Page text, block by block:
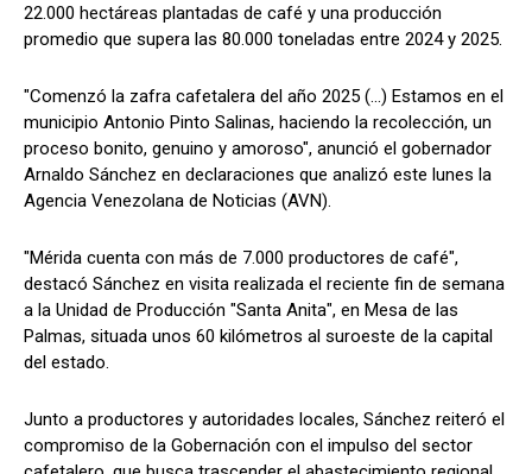
22.000 hectáreas plantadas de café y una producción
promedio que supera las 80.000 toneladas entre 2024 y 2025.
"Comenzó la zafra cafetalera del año 2025 (...) Estamos en el
municipio Antonio Pinto Salinas, haciendo la recolección, un
proceso bonito, genuino y amoroso", anunció el gobernador
Arnaldo Sánchez en declaraciones que analizó este lunes la
Agencia Venezolana de Noticias (AVN).
"Mérida cuenta con más de 7.000 productores de café",
destacó Sánchez en visita realizada el reciente fin de semana
a la Unidad de Producción "Santa Anita", en Mesa de las
Palmas, situada unos 60 kilómetros al suroeste de la capital
del estado.
Junto a productores y autoridades locales, Sánchez reiteró el
compromiso de la Gobernación con el impulso del sector